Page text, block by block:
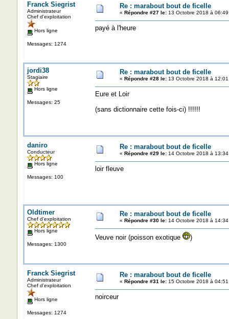
Franck Siegrist
Administrateur
Chef d'exploitation
Hors ligne
Messages: 1274
Re : marabout bout de ficelle
« Répondre #27 le:13 Octobre 2018 à
payé à l'heure
jordi38
Stagiaire
Hors ligne
Messages: 25
Re : marabout bout de ficelle
« Répondre #28 le:13 Octobre 2018 à
Eure et Loir
(sans dictionnaire cette fois-ci) !!!!!!
daniro
Conducteur
Hors ligne
Messages: 100
Re : marabout bout de ficelle
« Répondre #29 le:14 Octobre 2018 à
loir fleuve
Oldtimer
Chef d'exploitation
Hors ligne
Messages: 1300
Re : marabout bout de ficelle
« Répondre #30 le:14 Octobre 2018 à
Veuve noir (poisson exotique )
Franck Siegrist
Administrateur
Chef d'exploitation
Hors ligne
Messages: 1274
Re : marabout bout de ficelle
« Répondre #31 le:15 Octobre 2018 à
noirceur